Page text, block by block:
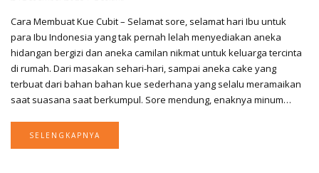
Cara Membuat Kue Cubit – Selamat sore, selamat hari Ibu untuk
para Ibu Indonesia yang tak pernah lelah menyediakan aneka
hidangan bergizi dan aneka camilan nikmat untuk keluarga tercinta
di rumah. Dari masakan sehari-hari, sampai aneka cake yang
terbuat dari bahan bahan kue sederhana yang selalu meramaikan
saat suasana saat berkumpul. Sore mendung, enaknya minum…
SELENGKAPNYA